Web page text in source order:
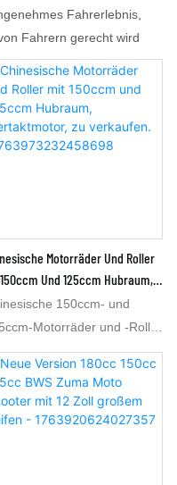
Fahrerlebnis,
Fahrern gerecht wird
Motorräder Und Roller
Und 125ccm Hubraum,
Zu Verkaufen.
150ccm- und
Motorräder und -Roller
Diese
150ccm- und
Motorräder und -Roller
in Lateinamerika usw.